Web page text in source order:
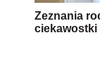
Zeznania
ciekawostki